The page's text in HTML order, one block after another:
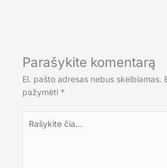
Parašykite komentarą
El. pašto adresas nebus skelbiamas.
pažymėti *
čia...